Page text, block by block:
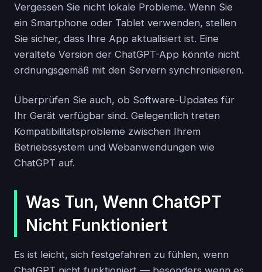
Vergessen Sie nicht lokale Probleme. Wenn Sie
ein Smartphone oder Tablet verwenden, stellen
Sie sicher, dass Ihre App aktualisiert ist. Eine
veraltete Version der ChatGPT-App könnte nicht
ordnungsgemäß mit den Servern synchronisieren.
Überprüfen Sie auch, ob Software-Updates für
Ihr Gerät verfügbar sind. Gelegentlich treten
Kompatibilitätsprobleme zwischen Ihrem
Betriebssystem und Webanwendungen wie
ChatGPT auf.
Was Tun, Wenn ChatGPT
Nicht Funktioniert
Es ist leicht, sich festgefahren zu fühlen, wenn